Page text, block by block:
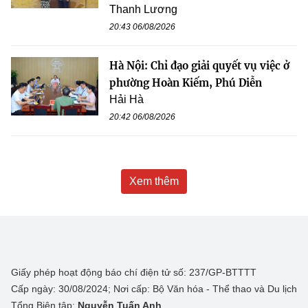
Thanh Lương
20:43 06/08/2026
Hà Nội: Chỉ đạo giải quyết vụ việc ở
phường Hoàn Kiếm, Phú Diễn
Hải Hà
20:42 06/08/2026
Xem thêm
Giấy phép hoạt động báo chí điện tử số: 237/GP-BTTTT
Cấp ngày: 30/08/2024; Nơi cấp: Bộ Văn hóa - Thể thao và Du lịch
Tổng Biên tập: Nguyễn Tuấn Anh